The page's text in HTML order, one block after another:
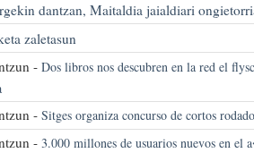
dantzan, Maitaldia jaialdiari
zaletasun
- Dos libros nos descubren en la red el
- Sitges organiza concurso de cortos
- 3.000 millones de usuarios nuevos en el